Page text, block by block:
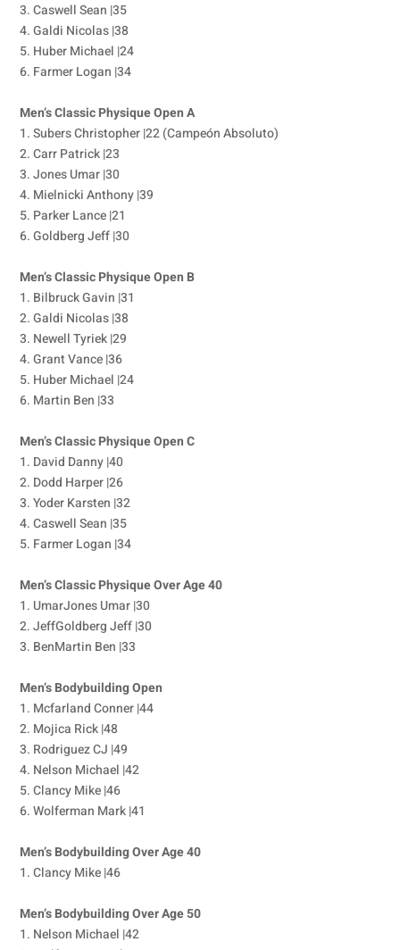
3. Caswell Sean |35
4. Galdi Nicolas |38
5. Huber Michael |24
6. Farmer Logan |34
Men’s Classic Physique Open A
1. Subers Christopher |22 (Campeón Absoluto)
2. Carr Patrick |23
3. Jones Umar |30
4. Mielnicki Anthony |39
5. Parker Lance |21
6. Goldberg Jeff |30
Men’s Classic Physique Open B
1. Bilbruck Gavin |31
2. Galdi Nicolas |38
3. Newell Tyriek |29
4. Grant Vance |36
5. Huber Michael |24
6. Martin Ben |33
Men’s Classic Physique Open C
1. David Danny |40
2. Dodd Harper |26
3. Yoder Karsten |32
4. Caswell Sean |35
5. Farmer Logan |34
Men’s Classic Physique Over Age 40
1. UmarJones Umar |30
2. JeffGoldberg Jeff |30
3. BenMartin Ben |33
Men’s Bodybuilding Open
1. Mcfarland Conner |44
2. Mojica Rick |48
3. Rodriguez CJ |49
4. Nelson Michael |42
5. Clancy Mike |46
6. Wolferman Mark |41
Men’s Bodybuilding Over Age 40
1. Clancy Mike |46
Men’s Bodybuilding Over Age 50
1. Nelson Michael |42